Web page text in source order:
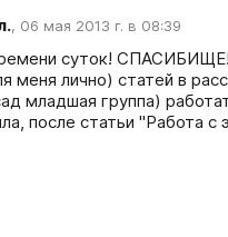
, 06 мая 2013 г. в 08:39
суток!
меня лично) статей в
младшая группа)
после статьи "Работа